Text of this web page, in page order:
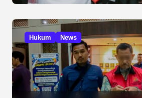
Hukum News